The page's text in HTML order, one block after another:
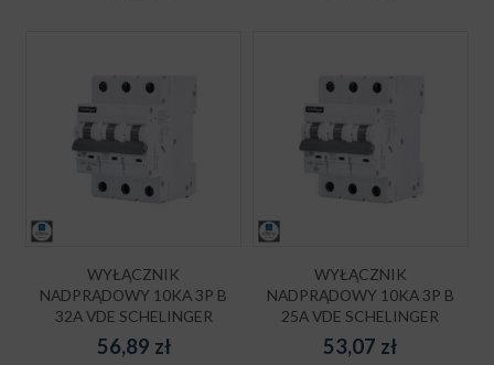
WYŁĄCZNIK
NADPRĄDOWY 10KA 3P B
32A VDE SCHELINGER
56,89 zł
WYŁĄCZNIK
NADPRĄDOWY 10KA 3P B
25A VDE SCHELINGER
53,07 zł